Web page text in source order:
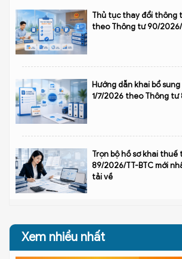
Thủ tục thay đổi thông
theo Thông tư 90/
Hướng dẫn khai bổ
1/7/2026 theo Thông tư
Trọn bộ hồ sơ khai
89/2026/TT-BTC mới
tải về
Xem nhiều nhất